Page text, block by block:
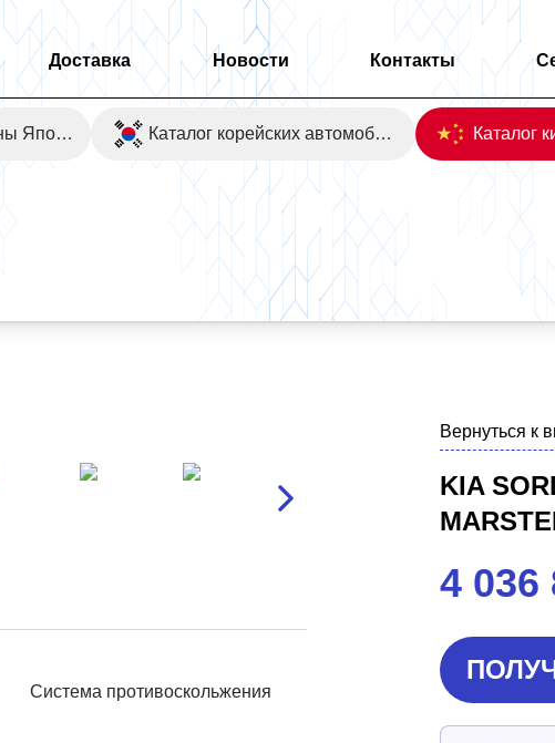
Доставка Новости Контакты
Автоаукционы Японии Каталог корейских автомобилей
Система противоскольжения
Вернуться к
KIA
4 036